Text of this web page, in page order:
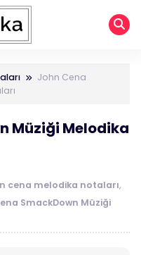
John Cena
Müziği Melodika
cena melodika notaları,
SmackDown Müziği